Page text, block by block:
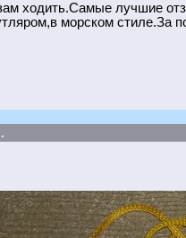
ходить.Самые лучшие
морском стиле.За